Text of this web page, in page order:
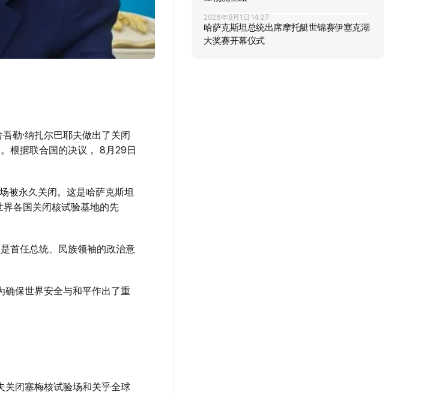
勒·纳扎尔巴耶夫做出了关闭
根据联合国的决议， 8月29日
被永久关闭。这是哈萨克斯坦
各国关闭核试验基地的先
首任总统、民族领袖的政治意
确保世界安全与和平作出了重
关闭塞梅核试验场和关乎全球
2026年8月1日 14:27
哈萨克斯坦总统出席摩托艇世锦赛伊塞克湖
大奖赛开幕仪式